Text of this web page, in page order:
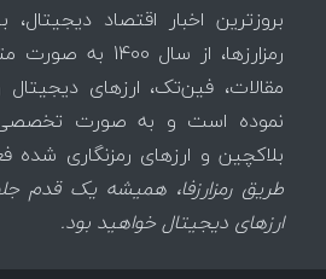
بروزترین اخبار اقتصاد
رمزارزها، از سال
مقالات، فین‌تک، ارزهای‌ دیجیتال
نموده است و به صورت تخصصی
بلاکچین و ارزهای رمزنگاری
طریق رمزارزفا، همیشه یک قدم
ارزهای دیجیتال خواهید بود.